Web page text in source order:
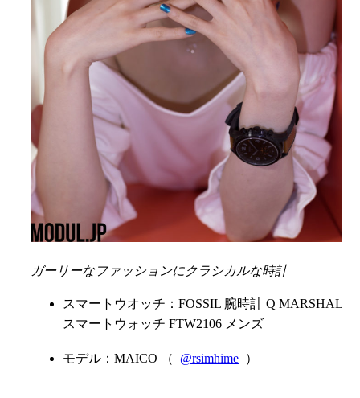
ガーリーなファッションにクラシカルな時計
スマートウオッチ：FOSSIL 腕時計 Q MARSHAL
スマートウォッチ FTW2106 メンズ
モデル：MAICO （ @rsimhime ）